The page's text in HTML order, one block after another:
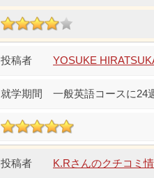
YOSUKE
一般英語コースに24
K.Rさんのクチコミ